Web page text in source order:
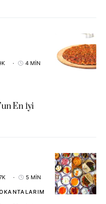
4 MIN
En İyi
5 MIN